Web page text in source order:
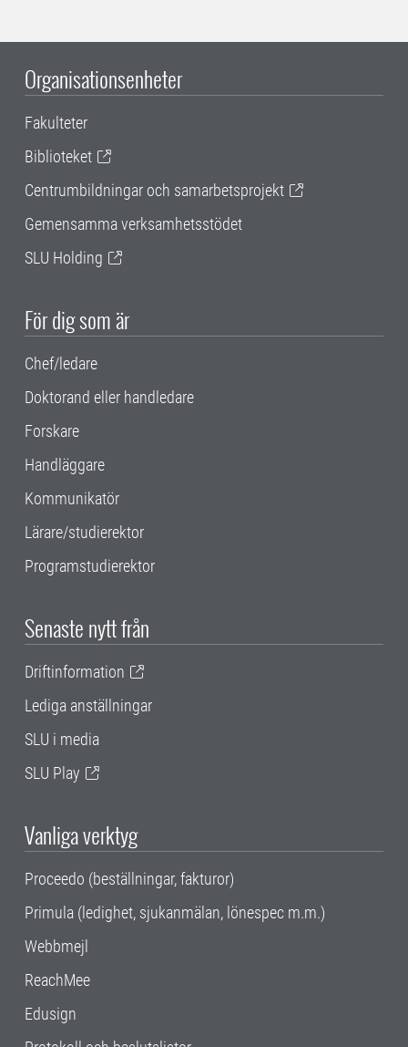
Organisationsenheter
Fakulteter
Biblioteket
Centrumbildningar och samarbetsprojekt
Gemensamma verksamhetsstödet
SLU Holding
För dig som är
Chef/ledare
Doktorand eller handledare
Forskare
Handläggare
Kommunikatör
Lärare/studierektor
Programstudierektor
Senaste nytt från
Driftinformation
Lediga anställningar
SLU i media
SLU Play
Vanliga verktyg
Proceedo (beställningar, fakturor)
Primula (ledighet, sjukanmälan, lönespec m.m.)
Webbmejl
ReachMee
Edusign